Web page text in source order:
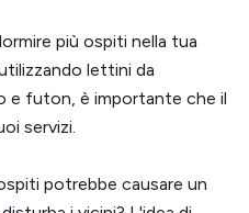
più ospiti nella tua
lettini da
e futon, è importante che il
servizi.
potrebbe causare un